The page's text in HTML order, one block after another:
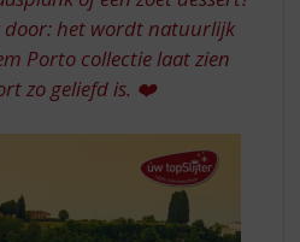
door: het wordt natuurlijk
Porto collectie laat zien
zo geliefd is. ❤️